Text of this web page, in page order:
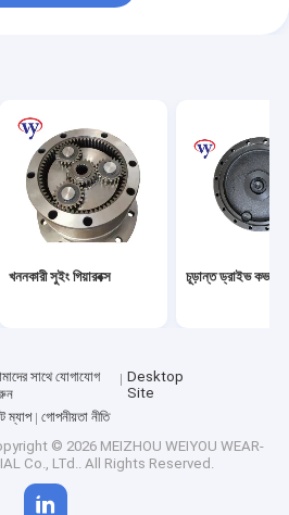
খননকারী সুইং গিয়ারবক্স চূড়ান্ত ড্রাইভ কভার
সাথে যোগাযোগ
Desktop
Site
ম্যাপ
গোপনীয়তা নীতি
© 2026 MEIZHOU WEIYOU WEAR-
Co., LTd.. All Rights Reserved.